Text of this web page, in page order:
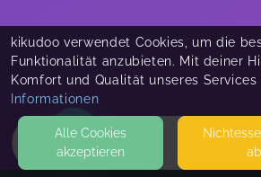
HOME
kikudoo verwendet Cookies, um die
Funktionalität anzubieten. Mit deiner
Komfort und Qualität unseres Services
Informationen
Alle Cookies
akzeptieren